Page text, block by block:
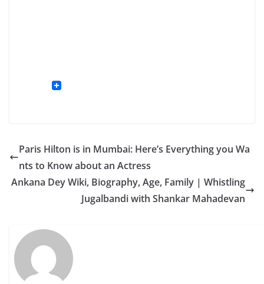
Paris Hilton is in Mumbai: Here’s Everything you Wa
nts to Know about an Actress
Ankana Dey Wiki, Biography, Age, Family | Whistling
Jugalbandi with Shankar Mahadevan